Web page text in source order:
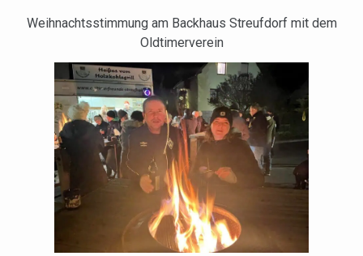
Weihnachtsstimmung am Backhaus Streufdorf mit dem
Oldtimerverein